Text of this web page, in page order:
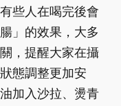
些人在喝完後會
」的效果，大多
，提醒大家在攝
態調整更加安
加入沙拉、燙青